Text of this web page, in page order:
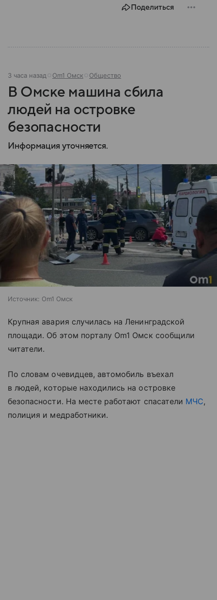
Поделиться
3 часа назад Om1 Омск Общество
В Омске машина сбила
людей на островке
безопасности
Информация уточняется.
Источник: Om1 Омск
Крупная авария случилась на Ленинградской
площади. Об этом порталу Om1 Омск сообщили
читатели.
По словам очевидцев, автомобиль въехал
в людей, которые находились на островке
безопасности. На месте работают спасатели МЧС,
полиция и медработники.